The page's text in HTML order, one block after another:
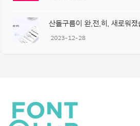
산돌구름이 완.전.히. 새로워졌
2023-12-28